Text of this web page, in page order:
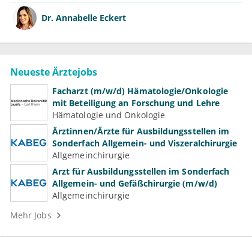
Dr. Annabelle Eckert
Neueste Ärztejobs
Facharzt (m/w/d) Hämatologie/Onkologie
mit Beteiligung an Forschung und Lehre
Hämatologie und Onkologie
Ärztinnen/Ärzte für Ausbildungsstellen im
Sonderfach Allgemein- und Viszeralchirurgie
Allgemeinchirurgie
Arzt für Ausbildungsstellen im Sonderfach
Allgemein- und Gefäßchirurgie (m/w/d)
Allgemeinchirurgie
Mehr Jobs